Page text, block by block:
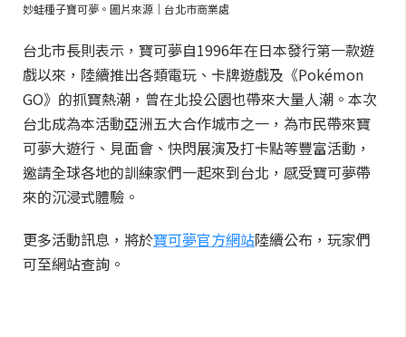
妙蛙種子寶可夢。圖片來源｜台北市商業處
台北市長則表示，寶可夢自1996年在日本發行第一款遊
戲以來，陸續推出各類電玩、卡牌遊戲及《Pokémon
GO》的抓寶熱潮，曾在北投公園也帶來大量人潮。本次
台北成為本活動亞洲五大合作城市之一，為市民帶來寶
可夢大遊行、見面會、快閃展演及打卡點等豐富活動，
邀請全球各地的訓練家們一起來到台北，感受寶可夢帶
來的沉浸式體驗。
更多活動訊息，將於寶可夢官方網站陸續公布，玩家們
可至網站查詢。